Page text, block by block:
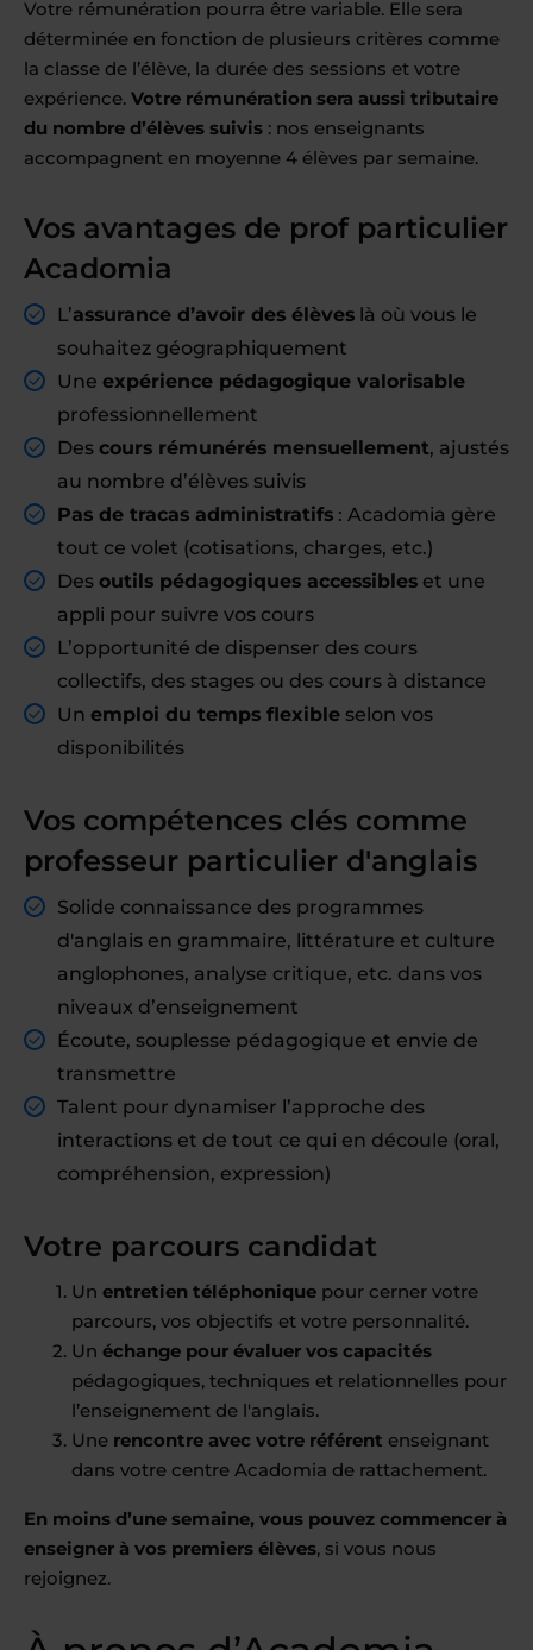
Votre rémunération pourra être variable. Elle sera
déterminée en fonction de plusieurs critères comme
la classe de l’élève, la durée des sessions et votre
expérience. Votre rémunération sera aussi tributaire
du nombre d’élèves suivis : nos enseignants
accompagnent en moyenne 4 élèves par semaine.
Vos avantages de prof particulier
Acadomia
L’assurance d’avoir des élèves là où vous le
souhaitez géographiquement
Une expérience pédagogique valorisable
professionnellement
Des cours rémunérés mensuellement, ajustés
au nombre d’élèves suivis
Pas de tracas administratifs : Acadomia gère
tout ce volet (cotisations, charges, etc.)
Des outils pédagogiques accessibles et une
appli pour suivre vos cours
L’opportunité de dispenser des cours
collectifs, des stages ou des cours à distance
Un emploi du temps flexible selon vos
disponibilités
Vos compétences clés comme
professeur particulier d'anglais
Solide connaissance des programmes
d'anglais en grammaire, littérature et culture
anglophones, analyse critique, etc. dans vos
niveaux d’enseignement
Écoute, souplesse pédagogique et envie de
transmettre
Talent pour dynamiser l’approche des
interactions et de tout ce qui en découle (oral,
compréhension, expression)
Votre parcours candidat
Un entretien téléphonique pour cerner votre
parcours, vos objectifs et votre personnalité.
Un échange pour évaluer vos capacités
pédagogiques, techniques et relationnelles pour
l’enseignement de l'anglais.
Une rencontre avec votre référent enseignant
dans votre centre Acadomia de rattachement.
En moins d’une semaine, vous pouvez commencer à
enseigner à vos premiers élèves, si vous nous
rejoignez.